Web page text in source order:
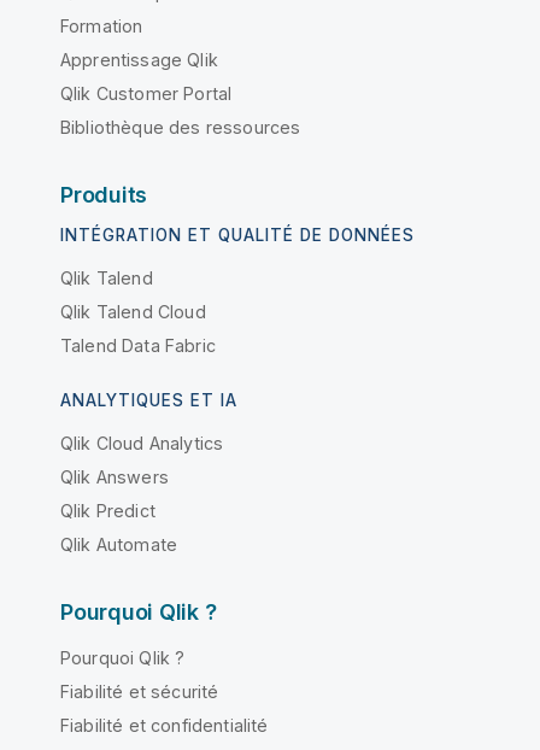
Formation
Apprentissage Qlik
Qlik Customer Portal
Bibliothèque des ressources
Produits
INTÉGRATION ET QUALITÉ DE DONNÉES
Qlik Talend
Qlik Talend Cloud
Talend Data Fabric
ANALYTIQUES ET IA
Qlik Cloud Analytics
Qlik Answers
Qlik Predict
Qlik Automate
Pourquoi Qlik ?
Pourquoi Qlik ?
Fiabilité et sécurité
Fiabilité et confidentialité